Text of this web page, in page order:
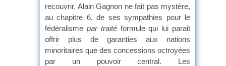
recouvrir. Alain Gagnon ne fait pas mystère,
au chapitre 6, de ses sympathies pour le
fédéralisme par traitéformule qui lui parait
offrir plus de garanties aux nations
minoritaires que des concessions octroyées
par un pouvoir central. Les